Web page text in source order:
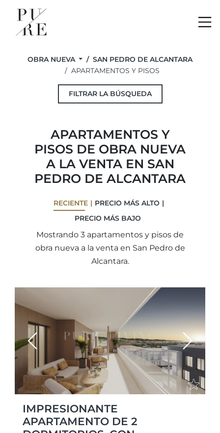
OBRA NUEVA
SAN PEDRO DE ALCANTARA
APARTAMENTOS Y PISOS
FILTRAR LA BÚSQUEDA
APARTAMENTOS Y
PISOS DE OBRA NUEVA
A LA VENTA EN SAN
PEDRO DE ALCANTARA
RECIENTE
PRECIO MÁS ALTO
PRECIO MÁS BAJO
Mostrando 3 apartamentos y pisos de
obra nueva a la venta en San Pedro de
Alcantara.
Previous Next
IMPRESIONANTE
APARTAMENTO DE 2